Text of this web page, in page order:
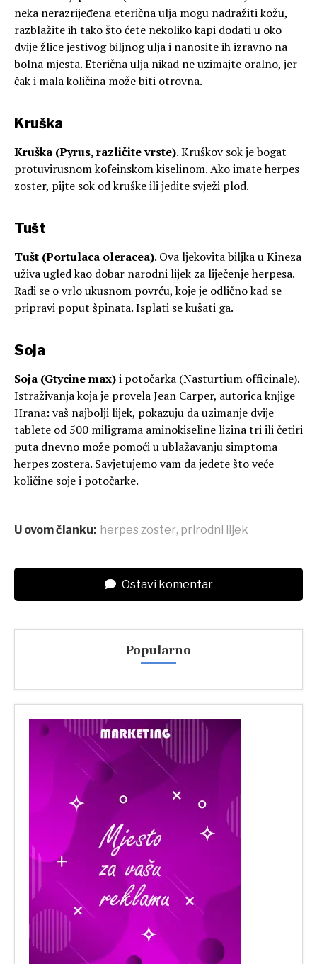
neka nerazrijeđena eterična ulja mogu nadražiti kožu,
razblažite ih tako što ćete nekoliko kapi dodati u oko
dvije žlice jestivog biljnog ulja i nanosite ih izravno na
bolna mjesta. Eterična ulja nikad ne uzimajte oralno, jer
čak i mala količina može biti otrovna.
Kruška
Kruška (Pyrus, različite vrste). Kruškov sok je bogat
protuvirusnom kofeinskom kiselinom. Ako imate herpes
zoster, pijte sok od kruške ili jedite svježi plod.
Tušt
Tušt (Portulaca oleracea). Ova ljekovita biljka u Kineza
uživa ugled kao dobar narodni lijek za liječenje herpesa.
Radi se o vrlo ukusnom povrću, koje je odlično kad se
pripravi poput špinata. Isplati se kušati ga.
Soja
Soja (Gtycine max)i potočarka (Nasturtium officinale).
Istraživanja koja je provela Jean Carper, autorica knjige
Hrana: vaš najbolji lijek, pokazuju da uzimanje dvije
tablete od 500 miligrama aminokiseline lizina tri ili četiri
puta dnevno može pomoći u ublažavanju simptoma
herpes zostera. Savjetujemo vam da jedete što veće
količine soje i potočarke.
U ovom članku: herpes zoster, prirodni lijek
Ostavi komentar
Popularno